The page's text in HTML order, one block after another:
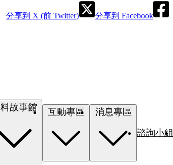
分享到 X (前 Twitter) 分享到 Facebook
資料故事館
諮詢小組